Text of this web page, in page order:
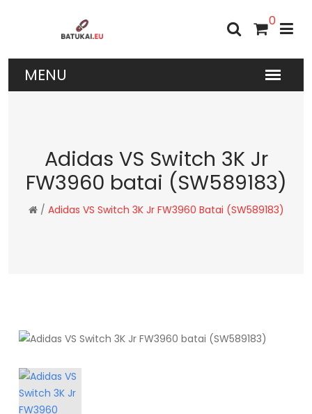
0
Adidas VS Switch 3K Jr
FW3960 batai (SW589183)
/ Adidas VS Switch 3K Jr FW3960 Batai (SW589183)